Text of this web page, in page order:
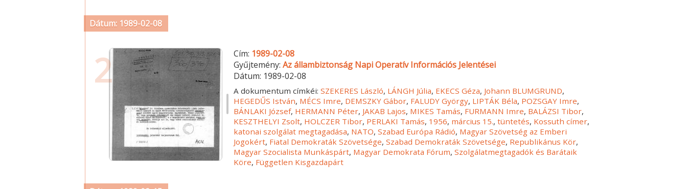
Dátum: 1989-02-08
2 Cím: 1989-02-08
Gyűjtemény:Az állambiztonság Napi Operatív Információs Jelentései
Dátum: 1989-02-08
A dokumentum címkéi:SZEKERES László, LÁNGH Júlia, EKECS Géza, Johann BLUMGRUND,
HEGEDŰS István, MÉCS Imre, DEMSZKY Gábor, FALUDY György, LIPTÁK Béla, POZSGAY Imre,
BÁNLAKI József, HERMANN Péter, JAKAB Lajos, MIKES Tamás, FURMANN Imre, BALÁZSI Tibor,
KESZTHELYI Zsolt, HOLCZER Tibor, PERLAKI Tamás, 1956, március 15.,tüntetés, Kossuth címer,
katonai szolgálat megtagadása, NATO,Szabad Európa Rádió, Magyar Szövetség az Emberi
Jogokért, Fiatal Demokraták Szövetsége,Szabad Demokraták Szövetsége, Republikánus Kör,
Magyar Szocialista Munkáspárt, Magyar Demokrata Fórum,Szolgálatmegtagadók és Barátaik
Köre, Független Kisgazdapárt